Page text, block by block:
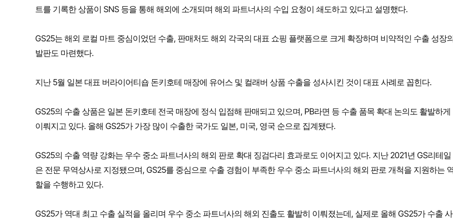
트를 기록한 상품이 SNS 등을 통해 해외에 소개되며 해외 파트너사의 수입 요청이 쇄도하고 있다고 설명했다.
GS25는 해외 로컬 마트 중심이었던 수출, 판매처도 해외 각국의 대표 쇼핑 플랫폼으로 크게 확장하며 비약적인 수출 성장의
발판도 마련했다.
지난 5월 일본 대표 버라이어티숍 돈키호테 매장에 유어스 및 컬래버 상품 수출을 성사시킨 것이 대표 사례로 꼽힌다.
GS25의 수출 상품은 일본 돈키호테 전국 매장에 정식 입점해 판매되고 있으며, PB라면 등 수출 품목 확대 논의도 활발하게
이뤄지고 있다. 올해 GS25가 가장 많이 수출한 국가도 일본, 미국, 영국 순으로 집계됐다.
GS25의 수출 역량 강화는 우수 중소 파트너사의 해외 판로 확대 징검다리 효과로도 이어지고 있다. 지난 2021년 GS리테일
은 전문 무역상사로 지정됐으며, GS25를 중심으로 수출 경험이 부족한 우수 중소 파트너사의 해외 판로 개척을 지원하는
할을 수행하고 있다.
GS25가 역대 최고 수출 실적을 올리며 우수 중소 파트너사의 해외 진출도 활발히 이뤄졌는데, 실제로 올해 GS25가 수출 사